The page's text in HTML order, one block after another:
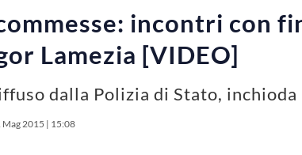
incontri con
Lamezia [VIDEO]
dalla Polizia di Stato,
Mag 2015 | 15:08